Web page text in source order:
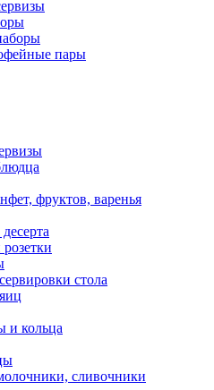
пары
фруктов, варенья
стола
и кольца
сливочники